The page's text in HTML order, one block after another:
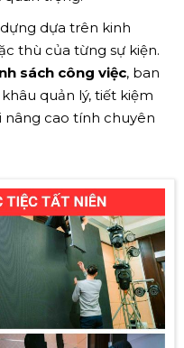
dựa trên kinh
thù của từng sự kiện.
sách công việc, ban
quản lý, tiết kiệm
nâng cao tính chuyên